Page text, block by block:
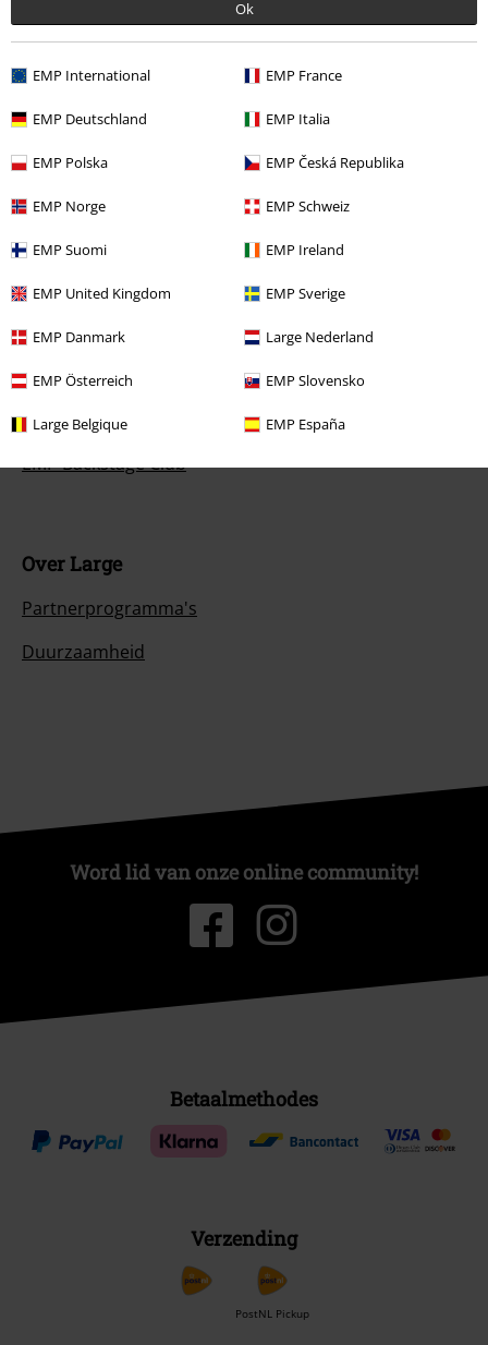
Ok
EMP International EMP France
EMP Deutschland EMP Italia
EMP Polska EMP Česká Republika
EMP Norge EMP Schweiz
EMP Suomi EMP Ireland
EMP United Kingdom EMP Sverige
EMP Danmark Large Nederland
EMP Österreich EMP Slovensko
Large Belgique EMP España
Overige acties
Prijsvragen
Large Cadeaubonnen
Large Studentenkorting
EMP Backstage Club
Over Large
Partnerprogramma's
Duurzaamheid
Word lid van onze online community!
Betaalmethodes
Verzending
PostNL Pickup